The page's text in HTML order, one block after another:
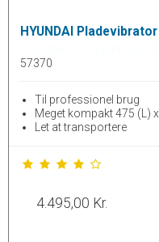
HYUNDAI
57370
Til professionel brug
Meget kompakt 475 (L)
Let at transportere
4.495,00 Kr.